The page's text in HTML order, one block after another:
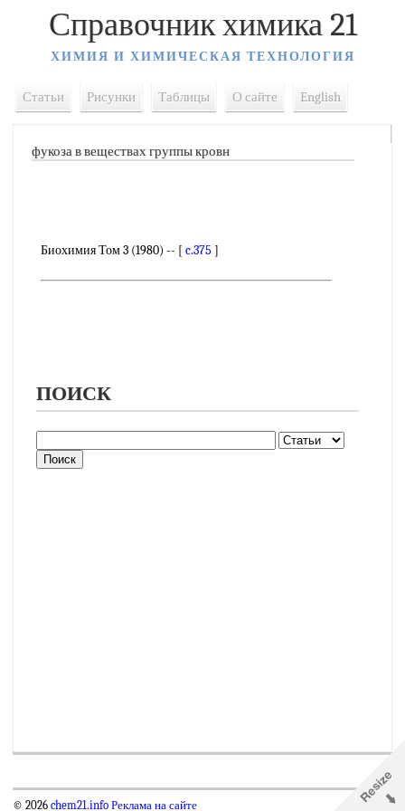
Справочник химика 21
ХИМИЯ И ХИМИЧЕСКАЯ ТЕХНОЛОГИЯ
Статьи Рисунки Таблицы О сайте English
фукоза в веществах группы кровн
Биохимия Том 3 (1980) -- [ c.375 ]
ПОИСК
© 2026 chem21.info Реклама на сайте